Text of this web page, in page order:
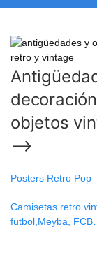
objetos
⟶
Posters Retro Pop
Camisetas retro
futbol,Meyba, FCB…